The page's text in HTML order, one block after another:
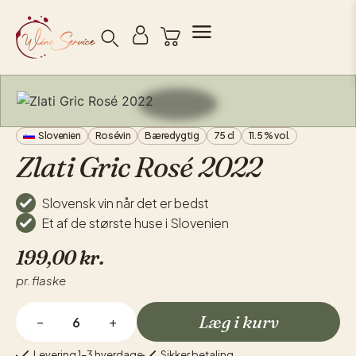
Søg
Slovenien Rosévin Bæredygtig 75 cl 11.5 % vol.
Zlati Gric Rosé 2022
Slovensk vin når det er bedst
Et af de største huse i Slovenien
199,00kr.
pr. flaske
− + Læg i kurv